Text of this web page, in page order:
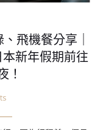
飛機餐分享｜
新年假期前往
！